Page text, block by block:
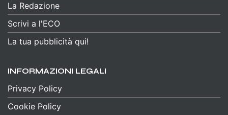
La Redazione
Scrivi a l'ECO
La tua pubblicità qui!
INFORMAZIONI LEGALI
Privacy Policy
Cookie Policy